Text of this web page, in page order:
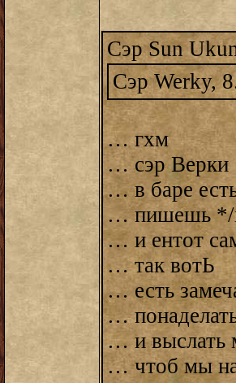
Сэр Sun
Сэр Werky,
… гхм
… сэр Верки
… в баре
… пишешь */
… и ентот
… так вотЬ
… есть
…
… и выслать
… чтоб мы